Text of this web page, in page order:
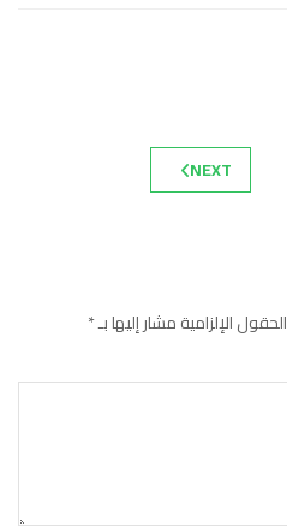
NEXT
الحقول الإلزامية مشار إليها بـ*